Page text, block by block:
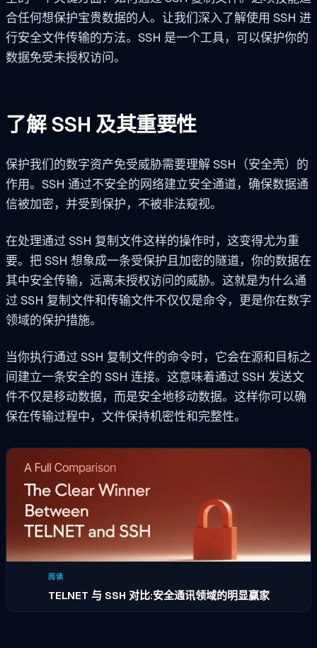
合任何想保护宝贵数据的人。让我们深入了解使用 SSH 进
行安全文件传输的方法。SSH 是一个工具，可以保护你的
数据免受未授权访问。
了解 SSH 及其重要性
保护我们的数字资产免受威胁需要理解 SSH（安全壳）的
作用。SSH 通过不安全的网络建立安全通道，确保数据通
信被加密，并受到保护，不被非法窥视。
在处理通过 SSH 复制文件这样的操作时，这变得尤为重
要。把 SSH 想象成一条受保护且加密的隧道，你的数据在
其中安全传输，远离未授权访问的威胁。这就是为什么通
过 SSH 复制文件和传输文件不仅仅是命令，更是你在数字
领域的保护措施。
当你执行通过 SSH 复制文件的命令时，它会在源和目标之
间建立一条安全的 SSH 连接。这意味着通过 SSH 发送文
件不仅是移动数据，而是安全地移动数据。这样你可以确
保在传输过程中，文件保持机密性和完整性。
阅读
TELNET 与 SSH 对比:安全通讯领域的明显赢家